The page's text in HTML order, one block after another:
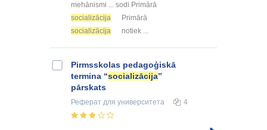
mehānismi ... sodi Primārā
socializācija
Primārā
socializācija
notiek ...
Pirmsskolas pedagoģiskā
termina “socializācija”
pārskats
Реферат для университета 4